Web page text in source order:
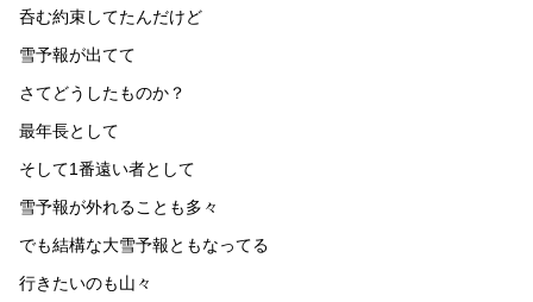
呑む約束してたんだけど
雪予報が出てて
さてどうしたものか？
最年長として
そして1番遠い者として
雪予報が外れることも多々
でも結構な大雪予報ともなってる
行きたいのも山々